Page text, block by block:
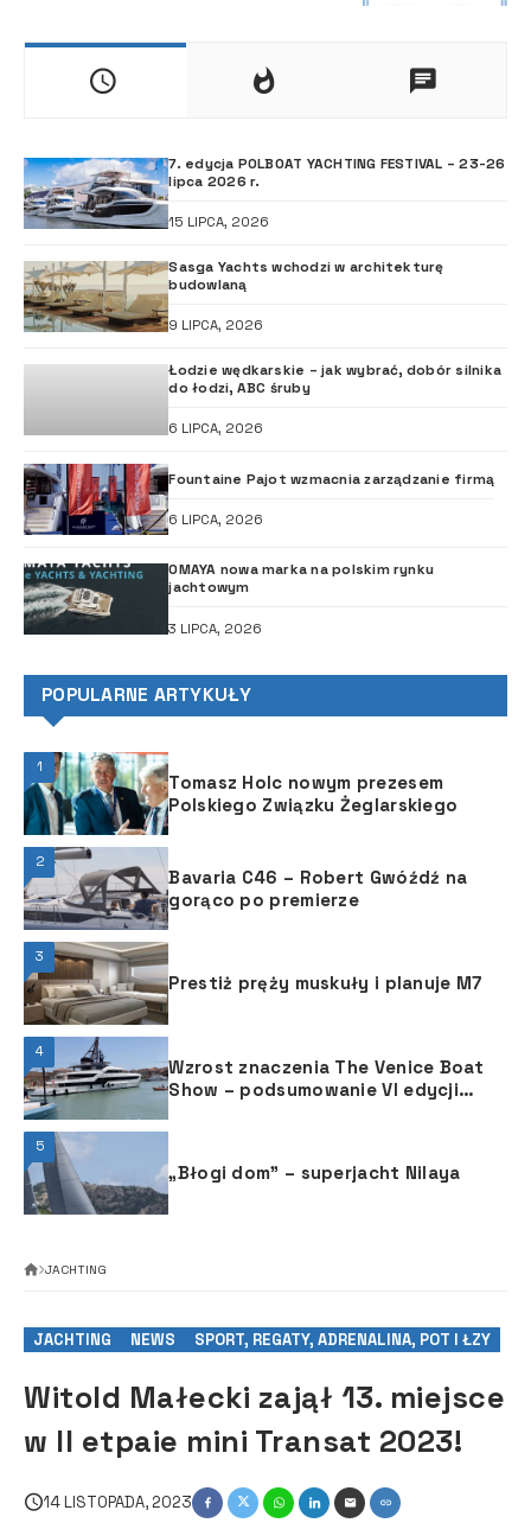
7. edycja POLBOAT YACHTING FESTIVAL – 23-26
lipca 2026 r.
15 LIPCA, 2026
Sasga Yachts wchodzi w architekturę
budowlaną
9 LIPCA, 2026
Łodzie wędkarskie – jak wybrać, dobór silnika
do łodzi, ABC śruby
6 LIPCA, 2026
Fountaine Pajot wzmacnia zarządzanie firmą
6 LIPCA, 2026
OMAYA nowa marka na polskim rynku
jachtowym
3 LIPCA, 2026
POPULARNE ARTYKUŁY
1
Tomasz Holc nowym prezesem
Polskiego Związku Żeglarskiego
2
Bavaria C46 – Robert Gwóźdź na
gorąco po premierze
3
Prestiż pręży muskuły i planuje M7
4
Wzrost znaczenia The Venice Boat
Show ­– podsumowanie VI edycji
5
„Błogi dom” – superjacht Nilaya
JACHTING
JACHTING NEWS SPORT, REGATY, ADRENALINA, POT I ŁZY
Witold Małecki zajął 13. miejsce
w II etpaie mini Transat 2023!
14 LISTOPADA, 2023